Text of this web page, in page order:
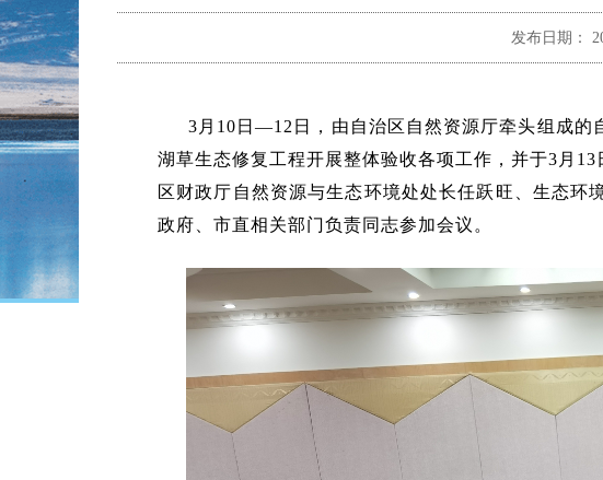
发布日期：
3月10日—12日，由自治区自然资源厅牵头组成的
湖草生态修复工程开展整体验收各项工作，并于3月
区财政厅自然资源与生态环境处处长任跃旺、生态环
政府、市直相关部门负责同志参加会议。